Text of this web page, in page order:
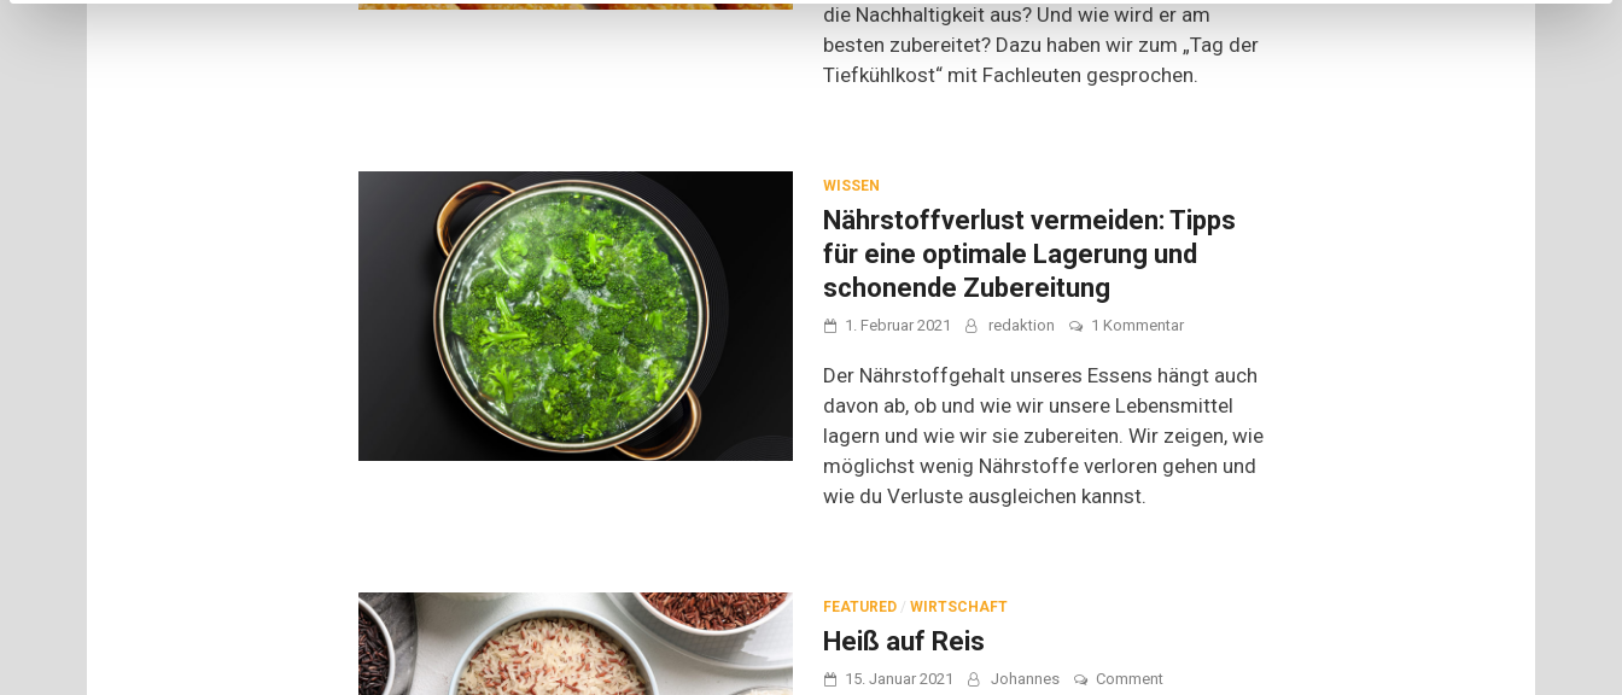
mehr
zum
„Tag
die Nachhaltigkeit aus? Und wie wird er am
besten zubereitet? Dazu haben wir zum „Tag der
Tiefkühlkost“ mit Fachleuten gesprochen.
WISSEN
Nährstoffverlust vermeiden: Tipps
für eine optimale Lagerung und
schonende Zubereitung
1. Februar 2021 redaktion 1 Kommentarzu
vermeiden:
Tipps
für
eine
optimale
Lagerung
Der Nährstoffgehalt unseres Essens hängt auch
davon ab, ob und wie wir unsere Lebensmittel
lagern und wie wir sie zubereiten. Wir zeigen, wie
möglichst wenig Nährstoffe verloren gehen und
wie du Verluste ausgleichen kannst.
FEATURED / WIRTSCHAFT
Heiß auf Reis
15. Januar 2021 Johannes Commenton